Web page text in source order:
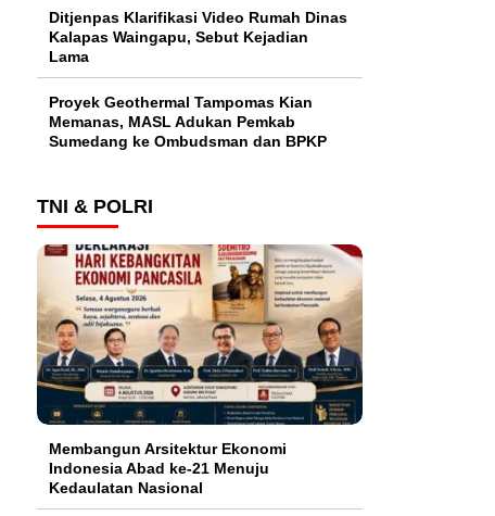
Ditjenpas Klarifikasi Video Rumah Dinas
Kalapas Waingapu, Sebut Kejadian
Lama
Proyek Geothermal Tampomas Kian
Memanas, MASL Adukan Pemkab
Sumedang ke Ombudsman dan BPKP
TNI & POLRI
Membangun Arsitektur Ekonomi
Indonesia Abad ke-21 Menuju
Kedaulatan Nasional